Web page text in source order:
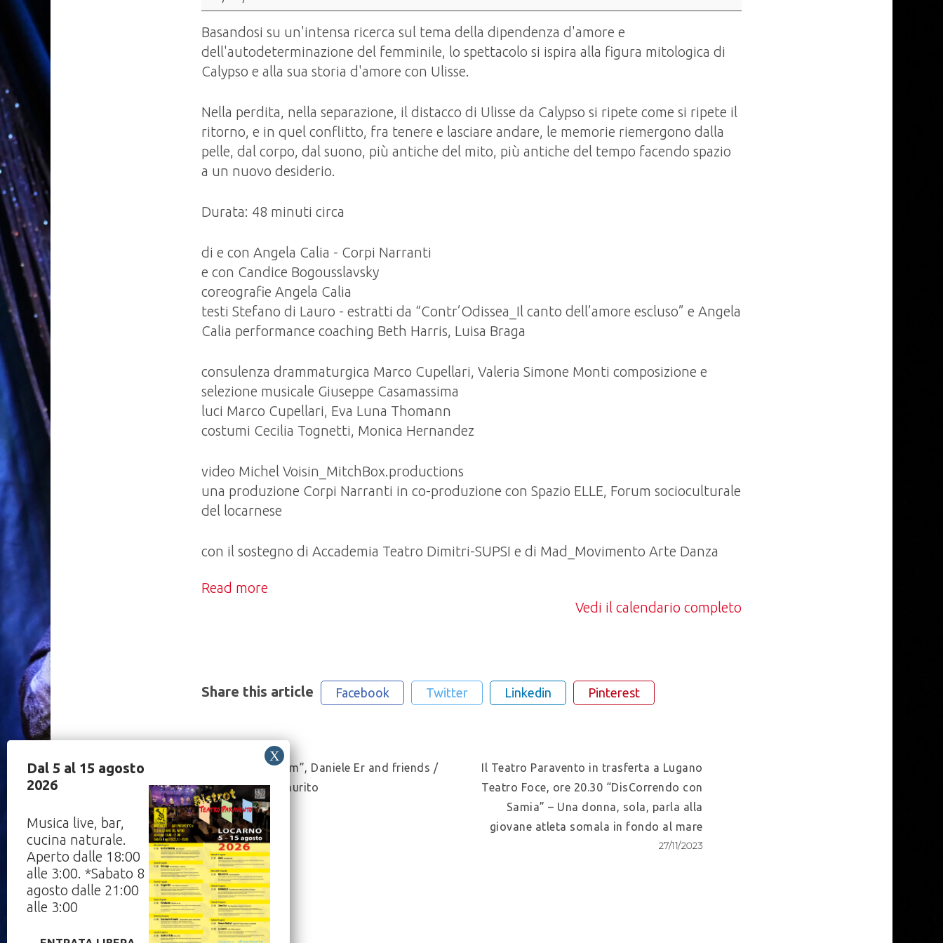
resta",
Teatro
Danza
Basandosi su un'intensa ricerca sul tema della dipendenza d'amore e
dell'autodeterminazione del femminile, lo spettacolo si ispira alla figura mitologica di
Calypso e alla sua storia d'amore con Ulisse.
Nella perdita, nella separazione, il distacco di Ulisse da Calypso si ripete come si ripete il
ritorno, e in quel conflitto, fra tenere e lasciare andare, le memorie riemergono dalla
pelle, dal corpo, dal suono, più antiche del mito, più antiche del tempo facendo spazio
a un nuovo desiderio.
Durata: 48 minuti circa
di e con Angela Calia - Corpi Narranti
e con Candice Bogousslavsky
coreografie Angela Calia
testi Stefano di Lauro - estratti da “Contr’Odissea_Il canto dell’amore escluso” e Angela
Calia performance coaching Beth Harris, Luisa Braga
consulenza drammaturgica Marco Cupellari, Valeria Simone Monti composizione e
selezione musicale Giuseppe Casamassima
luci Marco Cupellari, Eva Luna Thomann
costumi Cecilia Tognetti, Monica Hernandez
video Michel Voisin_MitchBox.productions
una produzione Corpi Narranti in co-produzione con Spazio ELLE, Forum socioculturale
del locarnese
con il sostegno di Accademia Teatro Dimitri-SUPSI e di Mad_Movimento Arte Danza
Read more
Vedi il calendario completo
Share this article Facebook Twitter Linkedin Pinterest
Navigation
“Illusorium”, Daniele Er and friends /
Tutto esaurito
25/11/2023
Il Teatro Paravento in trasferta a Lugano
Teatro Foce, ore 20.30 “DisCorrendo con
Samia” – Una donna, sola, parla alla
giovane atleta somala in fondo al mare
27/11/2023
Dal 5 al 15 agosto
2026
Musica live, bar,
cucina naturale.
Aperto dalle 18:00
alle 3:00. *Sabato 8
agosto dalle 21:00
alle 3:00